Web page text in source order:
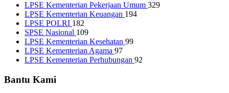
LPSE Kementerian Pekerjaan Umum 329
LPSE Kementerian Keuangan 194
LPSE POLRI 182
SPSE Nasional 109
LPSE Kementerian Kesehatan 99
LPSE Kementerian Agama 97
LPSE Kementerian Perhubungan 92
Bantu Kami